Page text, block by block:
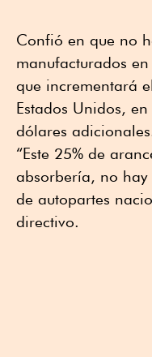
Confió en que no
manufacturados
que incrementará
Estados Unidos,
dólares
“Este 25% de
absorbería, no
de autopartes
directivo.